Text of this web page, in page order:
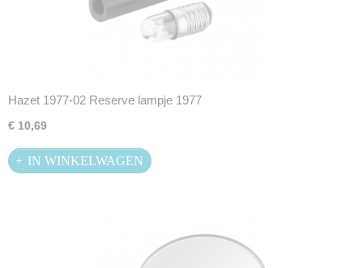
Hazet 1977-02 Reserve lampje 1977
€ 10,69
IN WINKELWAGEN